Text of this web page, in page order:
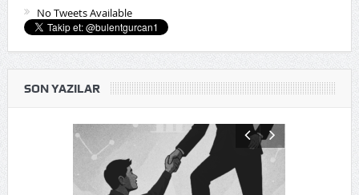
No Tweets Available
SON YAZILAR